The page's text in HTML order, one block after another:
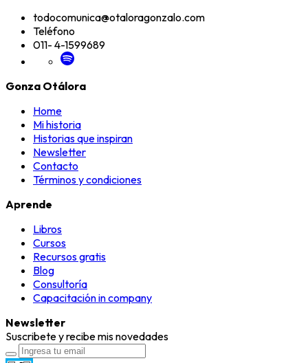
todocomunica@otaloragonzalo.com
Teléfono
011- 4-1599689
Gonza Otálora
Home
Mi historia
Historias que inspiran
Newsletter
Contacto
Términos y condiciones
Aprende
Libros
Cursos
Recursos gratis
Blog
Consultoría
Capacitación in company
Newsletter
Suscribete y recibe mis novedades